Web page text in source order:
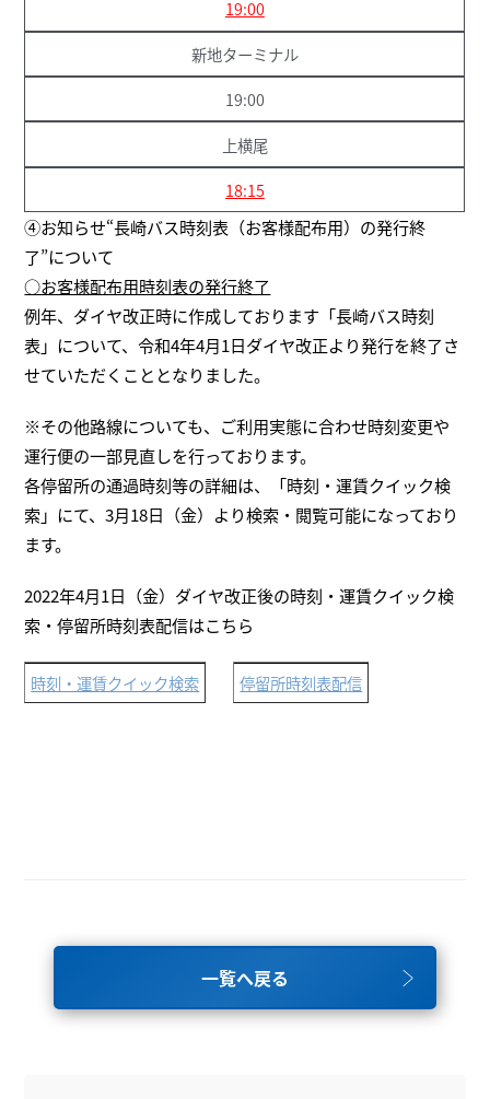
19:00
新地ターミナル
19:00
上横尾
18:15
④お知らせ“長崎バス時刻表（お客様配布用）の発行終
了”について
○お客様配布用時刻表の発行終了
例年、ダイヤ改正時に作成しております「長崎バス時刻
表」について、令和4年4月1日ダイヤ改正より発行を終了さ
せていただくこととなりました。
※その他路線についても、ご利用実態に合わせ時刻変更や
運行便の一部見直しを行っております。
各停留所の通過時刻等の詳細は、「時刻・運賃クイック検
索」にて、3月18日（金）より検索・閲覧可能になっており
ます。
2022年4月1日（金）ダイヤ改正後の時刻・運賃クイック検
索・停留所時刻表配信はこちら
時刻・運賃クイック検索 停留所時刻表配信
一覧へ戻る